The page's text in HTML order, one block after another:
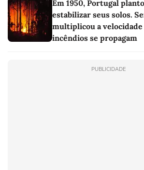
Em 1950, Portugal
estabilizar seus solos.
multiplicou a velocidade
incêndios se propagam
PUBLICIDADE